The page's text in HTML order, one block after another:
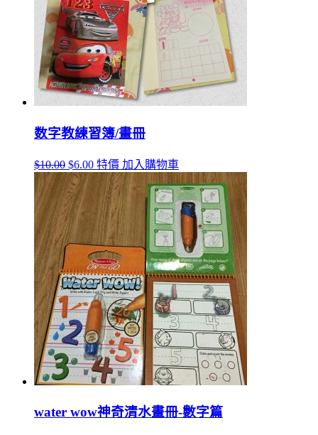
数字教練習簿/畫冊
$10.00 $6.00 特價 加入購物車
water wow神奇清水畫冊-數字篇